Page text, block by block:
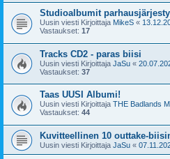
Studioalbumit
Uusin viesti Kirjoittaja MikeS «
Vastaukset: 17
Tracks CD2 - paras biisi
Uusin viesti Kirjoittaja JaSu «
Vastaukset: 37
Taas UUSI Albumi!
Uusin viesti Kirjoittaja THE Badlands
Vastaukset: 44
Kuvitteellinen 10 outtake-
Uusin viesti Kirjoittaja JaSu «